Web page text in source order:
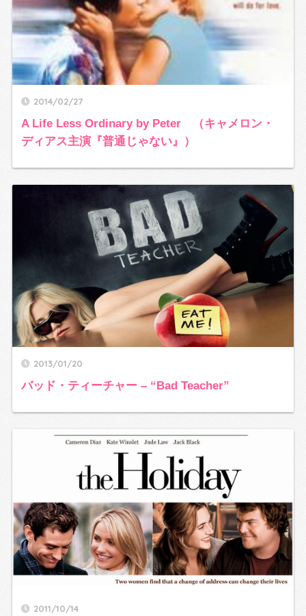
2014/02/27
A Life Less Ordinary by Peter （キャメロン・
ディアス主演『普通じゃない』）
2013/01/20
バッド・ティーチャー – “Bad Teacher”
2011/10/14